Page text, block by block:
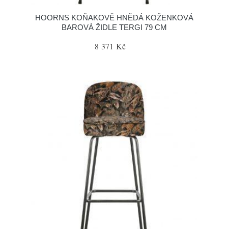
HOORNS KOŇAKOVĚ HNĚDÁ KOŽENKOVÁ
BAROVÁ ŽIDLE TERGI 79 CM
8 371 Kč